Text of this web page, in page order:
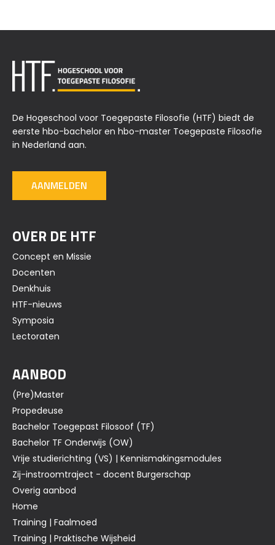
De Hogeschool voor Toegepaste Filosofie (HTF) biedt de
eerste hbo-bachelor en hbo-master Toegepaste Filosofie
in Nederland aan.
AANMELDEN
OVER DE HTF
Concept en Missie
Docenten
Denkhuis
HTF-nieuws
Symposia
Lectoraten
AANBOD
(Pre)Master
Propedeuse
Bachelor Toegepast Filosoof (TF)
Bachelor TF Onderwijs (OW)
Vrije studierichting (VS) | Kennismakingsmodules
Zij-instroomtraject - docent Burgerschap
Overig aanbod
Home
Training | Faalmoed
Training | Praktische Wijsheid